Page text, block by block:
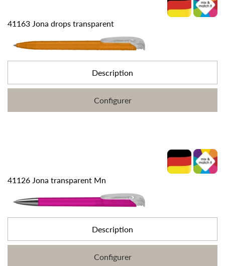
41163 Jona drops transparent
Description
Configurer
41126 Jona transparent Mn
Description
Configurer